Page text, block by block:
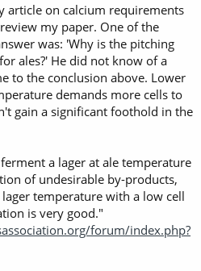
article on calcium requirements
my paper. One of the
was: 'Why is the pitching
ales?' He did not know of a
to the conclusion above. Lower
demands more cells to
gain a significant foothold in the
a lager at ale temperature
of undesirable by-products,
temperature with a low cell
is very good."
forum/index.php?